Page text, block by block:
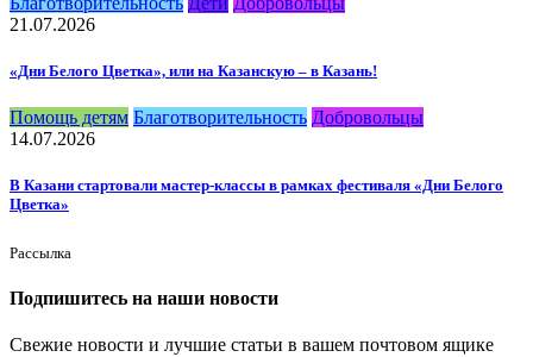
21.07.2026
«Дни Белого Цветка», или на Казанскую – в Казань!
Помощь детям Благотворительность Добровольцы
14.07.2026
В Казани стартовали мастер-классы в рамках фестиваля «Дни Белого
Цветка»
Рассылка
Подпишитесь на наши новости
Свежие новости и лучшие статьи в вашем почтовом ящике